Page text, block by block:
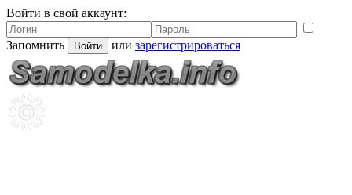
Войти в свой аккаунт:
Запомнить Войти или зарегистрироваться